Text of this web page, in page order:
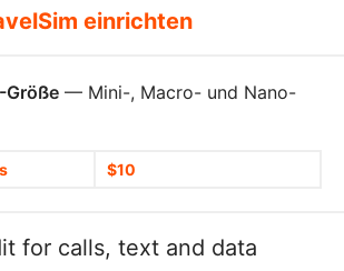
einrichten
Größe — Mini-, Macro- und Nano-
$10
for calls, text and data